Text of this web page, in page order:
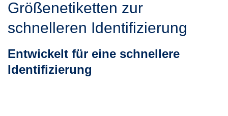
Größenetiketten zur
schnelleren Identifizierung
Entwickelt für eine schnellere
Identifizierung